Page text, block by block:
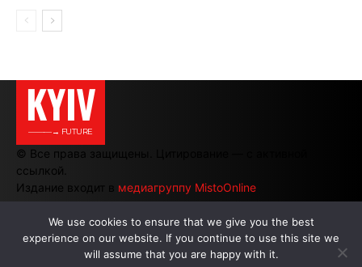
KYIV
———→ FUTURE
© Все права защищены. Цитирование — с активной
ссылкой.
Издание входит в медиагруппу MistoOnline
АВТОРЫ | РЕКЛАМА НА САЙТЕ
We use cookies to ensure that we give you the best
experience on our website. If you continue to use this site we
will assume that you are happy with it.